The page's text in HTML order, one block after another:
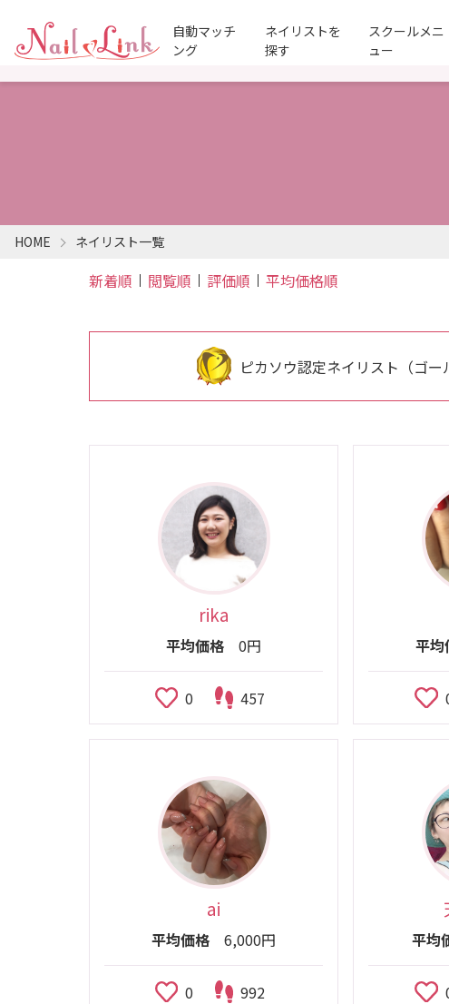
自動マッチ
ング
ネイリストを
探す
スクールメニ
ュー
HOME ネイリスト一覧
新着順 閲覧順 評価順 平均価格順
ピカソウ認定ネイリスト（ゴー
rika
平均価格 0円
0 457
平均
ai
平均価格 6,000円
0 992
平均